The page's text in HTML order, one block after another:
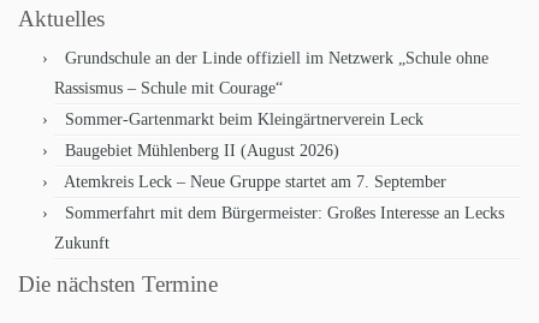
Aktuelles
Grundschule an der Linde offiziell im Netzwerk „Schule ohne
Rassismus – Schule mit Courage“
Sommer-Gartenmarkt beim Kleingärtnerverein Leck
Baugebiet Mühlenberg II (August 2026)
Atemkreis Leck – Neue Gruppe startet am 7. September
Sommerfahrt mit dem Bürgermeister: Großes Interesse an Lecks
Zukunft
Die nächsten Termine